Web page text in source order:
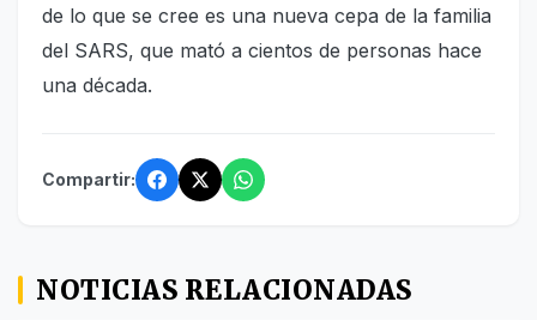
de lo que se cree es una nueva cepa de la familia
del SARS, que mató a cientos de personas hace
una década.
Compartir:
NOTICIAS RELACIONADAS